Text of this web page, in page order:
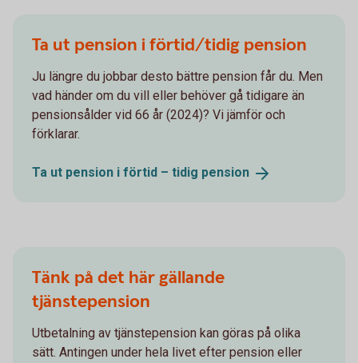
Ta ut pension i förtid/tidig pension
Ju längre du jobbar desto bättre pension får du. Men
vad händer om du vill eller behöver gå tidigare än
pensionsålder vid 66 år (2024)? Vi jämför och
förklarar.
Ta ut pension i förtid – tidig pension
Tänk på det här gällande
tjänstepension
Utbetalning av tjänstepension kan göras på olika
sätt. Antingen under hela livet efter pension eller